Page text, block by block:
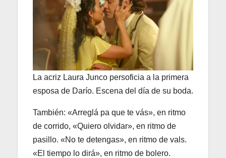
La acriz Laura Junco persoficia a la primera
esposa de Darío. Escena del día de su boda.
También: «Arreglá pa que te vás», en ritmo
de corrido, «Quiero olvidar», en ritmo de
pasillo. «No te detengas», en ritmo de vals.
«El tiempo lo dirá», en ritmo de bolero.